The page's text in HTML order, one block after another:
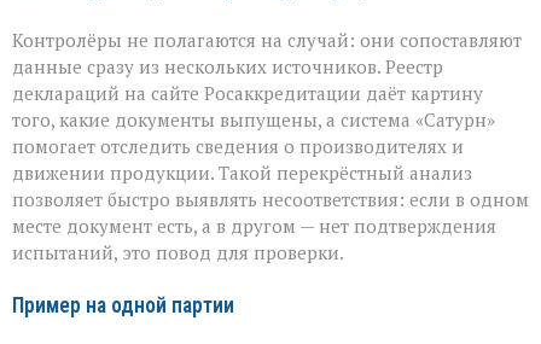
Контролёры не полагаются на случай: они сопоставляют
данные сразу из нескольких источников. Реестр
деклараций на сайте Росаккредитации даёт картину
того, какие документы выпущены, а система «Сатурн»
помогает отследить сведения о производителях и
движении продукции. Такой перекрёстный анализ
позволяет быстро выявлять несоответствия: если в одном
месте документ есть, а в другом — нет подтверждения
испытаний, это повод для проверки.
Пример на одной партии